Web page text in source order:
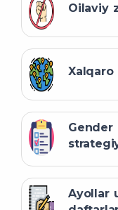
Oilaviy
Ayollar